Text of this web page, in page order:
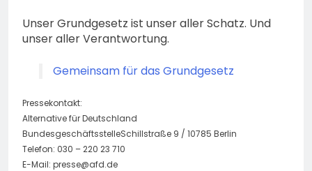
Unser Grundgesetz ist unser aller Schatz. Und
unser aller Verantwortung.
Gemeinsam für das Grundgesetz
Pressekontakt:
Alternative für Deutschland
BundesgeschäftsstelleSchillstraße 9 / 10785 Berlin
Telefon: 030 – 220 23 710
E-Mail: presse@afd.de